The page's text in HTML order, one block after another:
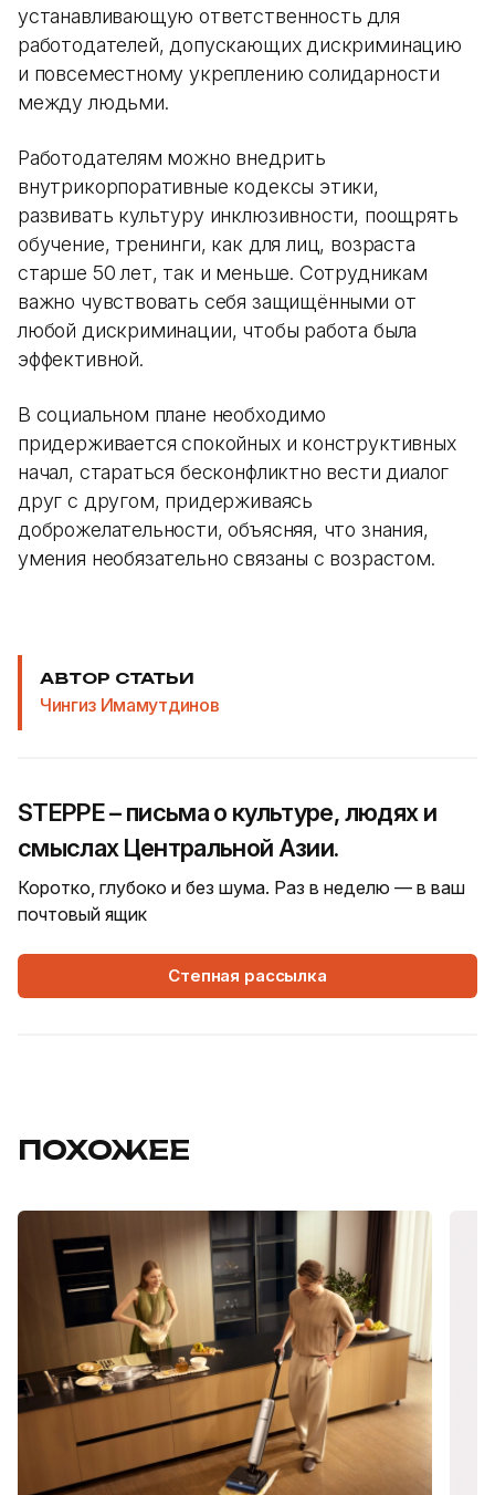
устанавливающую ответственность для
работодателей, допускающих дискриминацию
и повсеместному укреплению солидарности
между людьми.
Работодателям можно внедрить
внутрикорпоративные кодексы этики,
развивать культуру инклюзивности, поощрять
обучение, тренинги, как для лиц, возраста
старше 50 лет, так и меньше. Сотрудникам
важно чувствовать себя защищёнными от
любой дискриминации, чтобы работа была
эффективной.
В социальном плане необходимо
придерживается спокойных и конструктивных
начал, стараться бесконфликтно вести диалог
друг с другом, придерживаясь
доброжелательности, объясняя, что знания,
умения необязательно связаны с возрастом.
АВТОР СТАТЬИ
Чингиз Имамутдинов
STEPPE – письма о культуре, людях и
смыслах Центральной Азии.
Коротко, глубоко и без шума. Раз в неделю — в ваш
почтовый ящик
Степная рассылка
ПОХОЖЕЕ